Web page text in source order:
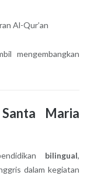
Al-Qur’an
mengembangkan
Maria
bilingual,
dalam kegiatan